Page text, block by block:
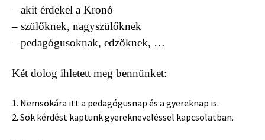
– akit érdekel a Kronó
– szülőknek, nagyszülőknek
– pedagógusoknak, edzőknek, …
Két dolog ihletett meg bennünket:
1. Nemsokára itt a pedagógusnap és a gyereknap is.
2. Sok kérdést kaptunk gyerekneveléssel kapcsolatban.